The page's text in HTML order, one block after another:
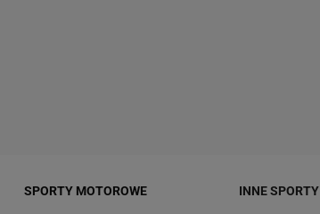
SPORTY MOTOROWE INNE SPORTY